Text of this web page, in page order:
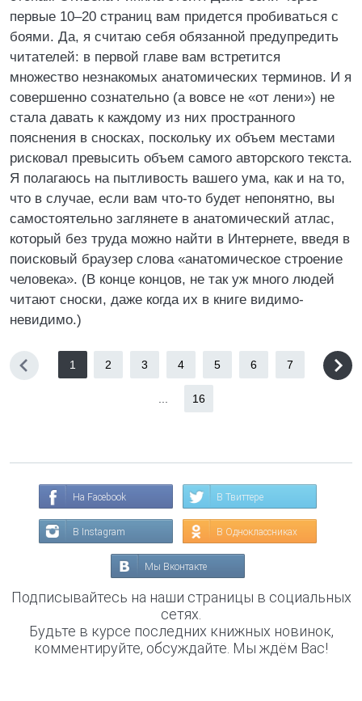
первые 10–20 страниц вам придется пробиваться с
боями. Да, я считаю себя обязанной предупредить
читателей: в первой главе вам встретится
множество незнакомых анатомических терминов. И я
совершенно сознательно (а вовсе не «от лени») не
стала давать к каждому из них пространного
пояснения в сносках, поскольку их объем местами
рисковал превысить объем самого авторского текста.
Я полагаюсь на пытливость вашего ума, как и на то,
что в случае, если вам что-то будет непонятно, вы
самостоятельно заглянете в анатомический атлас,
который без труда можно найти в Интернете, введя в
поисковый браузер слова «анатомическое строение
человека». (В конце концов, не так уж много людей
читают сноски, даже когда их в книге видимо-
невидимо.)
1 2 3 4 5 6 7
16
На Facebook В Твиттере
В Instagram В Одноклассниках
Мы Вконтакте
Подписывайтесь на наши страницы в социальных
сетях.
Будьте в курсе последних книжных новинок,
комментируйте, обсуждайте. Мы ждём Вас!